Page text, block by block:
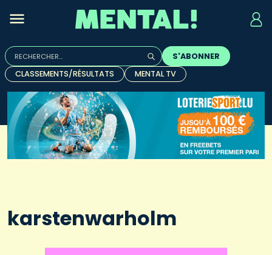
Rechercher :
Quand les résultats de l'auto-complétion sont
S'ABONNER
CLASSEMENTS/RÉSULTATS
MENTAL TV
karstenwarholm